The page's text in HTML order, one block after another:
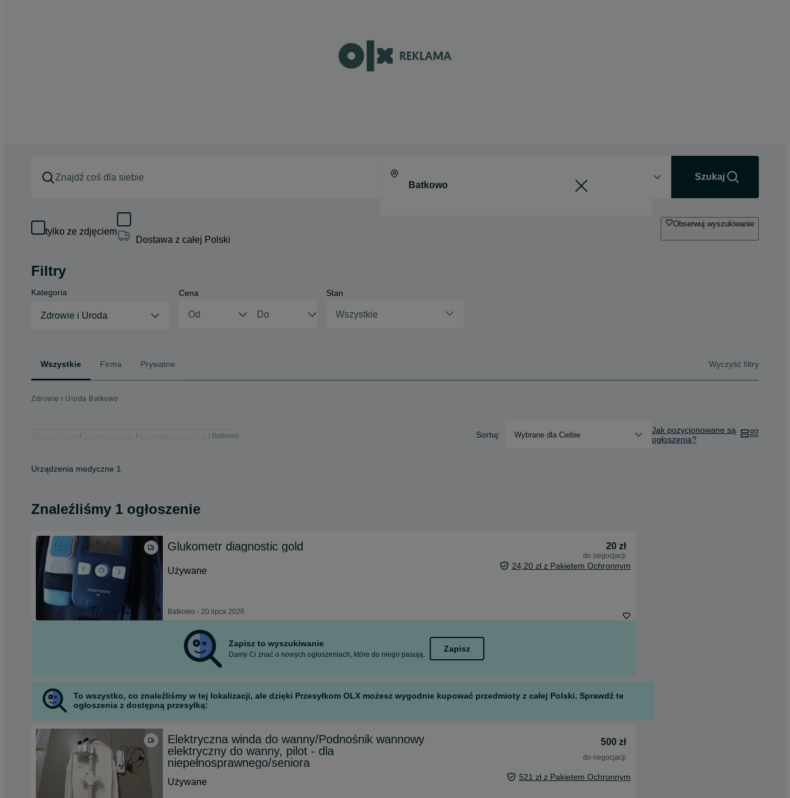
Szukaj
tylko ze zdjęciem
Dostawa z całej Polski
Obserwuj wyszukiwanie
Filtry
Kategoria
Zdrowie i Uroda
Cena Stan
Wszystkie
Wszystkie Firma Prywatne Wyczyść filtry
Zdrowie i Uroda Batkowo
Batkowo Sortuj: Wybrane dla Ciebie
Jak pozycjonowane są
ogłoszenia?
Urządzenia medyczne 1
Znaleźliśmy 1 ogłoszenie
Glukometr diagnostic gold 20 zł
do negocjacji
Używane 24,20 zł z Pakietem Ochronnym
Batkowo - 20 lipca 2026
Zapisz to wyszukiwanie
Damy Ci znać o nowych ogłoszeniach, które do niego pasują.
Zapisz
To wszystko, co znaleźliśmy w tej lokalizacji, ale dzięki Przesyłkom OLX możesz wygodnie kupować przedmioty z całej Polski. Sprawdź te
ogłoszenia z dostępną przesyłką:
Elektryczna winda do wanny/Podnośnik wannowy
elektryczny do wanny, pilot - dla
niepełnosprawnego/seniora
500 zł
do negocjacji
Używane 521 zł z Pakietem Ochronnym